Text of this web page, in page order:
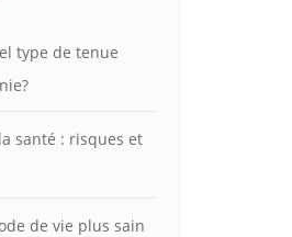
type de tenue
santé : risques et
de vie plus sain